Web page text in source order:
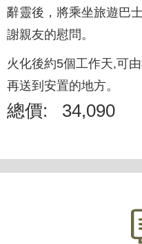
辭靈後，將乘坐旅遊巴
謝親友的慰問。
火化後約5個工作天,可
再送到安置的地方。
總價: 34,090